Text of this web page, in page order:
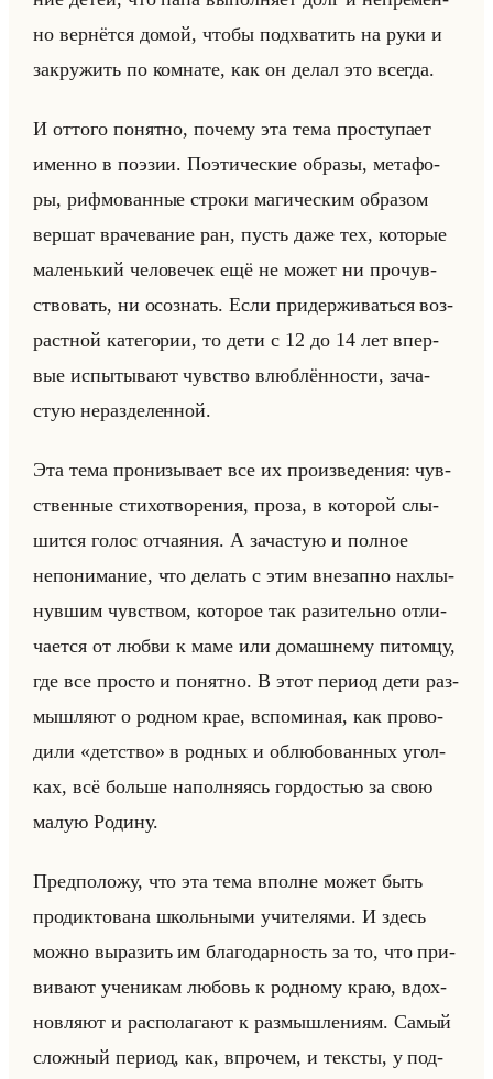
но вер­нёт­ся домой, чтобы под­хва­тить на руки и
за­кру­жить по ком­на­те, как он делал это все­гда.
И от­то­го по­нят­но, по­че­му эта тема про­сту­па­ет
имен­но в по­эзии. По­эти­че­ские об­ра­зы, ме­та­фо­
ры, риф­мо­ван­ные стро­ки ма­ги­че­ским об­ра­зом
вер­шат вра­че­ва­ние ран, пусть даже тех, ко­то­рые
ма­ленький че­ло­ве­чек ещё не может ни про­чув­
ство­вать, ни осо­знать. Если при­дер­жи­ваться воз­
раст­ной ка­те­го­рии, то дети с 12 до 14 лет впер­
вые ис­пы­ты­ва­ют чув­ство влюб­лён­но­сти, за­ча­
стую нераз­де­лен­ной.
Эта тема про­ни­зы­ва­ет все их про­из­ве­де­ния: чув­
ствен­ные сти­хо­тво­ре­ния, проза, в ко­то­рой слы­
шит­ся голос от­ча­яния. А за­ча­стую и пол­ное
непо­ни­ма­ние, что де­лать с этим вне­зап­но на­хлы­
нув­шим чув­ством, ко­то­рое так ра­зи­тельно от­ли­
ча­ет­ся от любви к маме или до­маш­не­му пи­том­цу,
где все про­сто и по­нят­но. В этот пе­ри­од дети раз­
мыш­ля­ют о род­ном крае, вспо­ми­ная, как про­во­
ди­ли «детство» в род­ных и об­лю­бо­ван­ных угол­
ках, всё больше на­пол­ня­ясь гор­до­стью за свою
малую Ро­ди­ну.
Пред­по­ло­жу, что эта тема вполне может быть
про­дик­то­ва­на школьны­ми учи­те­ля­ми. И здесь
можно вы­ра­зить им бла­го­дар­ность за то, что при­
ви­ва­ют уче­ни­кам лю­бовь к род­но­му краю, вдох­
нов­ля­ют и рас­по­ла­га­ют к раз­мыш­ле­ни­ям. Самый
слож­ный пе­ри­од, как, впро­чем, и тек­сты, у под­